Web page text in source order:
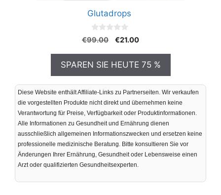
Glutadrops
0
v
5
€99.00
Ursprünglicher
war:
€99.00
€21.00Aktueller
ist:
€21.00.
SPAREN SIE HEUTE 75 %
Diese Website enthält Affiliate-Links zu Partnerseiten. Wir verkaufen
die vorgestellten Produkte nicht direkt und übernehmen keine
Verantwortung für Preise, Verfügbarkeit oder Produktinformationen.
Alle Informationen zu Gesundheit und Ernährung dienen
ausschließlich allgemeinen Informationszwecken und ersetzen keine
professionelle medizinische Beratung. Bitte konsultieren Sie vor
Änderungen Ihrer Ernährung, Gesundheit oder Lebensweise einen
Arzt oder qualifizierten Gesundheitsexperten.